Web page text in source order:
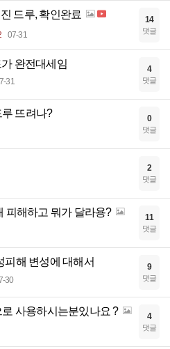
드루, 확인완료
07-31
14
댓글
완전대세임
31
4
댓글
뜨려나? 0
댓글
2
댓글
피해하고 뭐가 달라용? 11
댓글
피해 변성에 대해서
30
9
댓글
사용하시는분있나요 ? 4
댓글